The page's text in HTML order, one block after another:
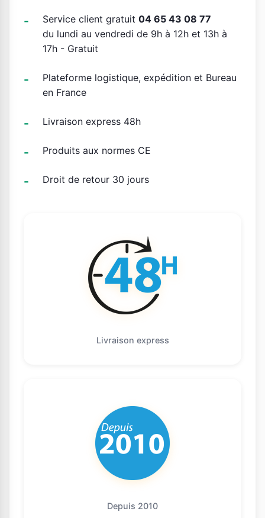
Service client gratuit 04 65 43 08 77
du lundi au vendredi de 9h à 12h et 13h à
17h - Gratuit
Plateforme logistique, expédition et Bureau
en France
Livraison express 48h
Produits aux normes CE
Droit de retour 30 jours
Livraison express
Depuis 2010